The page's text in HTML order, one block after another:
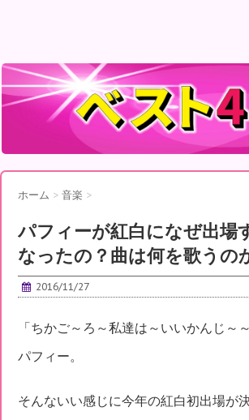
ホーム > 音楽 >
パフィーが紅白になぜ出場
なったの？曲は何を歌うの
2016/11/27
「ちかご～ろ～私達は～いいかんじ～
パフィー。
そんないい感じに今年の紅白初出場が